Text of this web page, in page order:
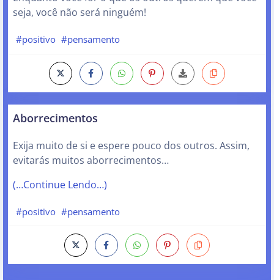
seja, você não será ninguém!
#positivo #pensamento
Aborrecimentos
Exija muito de si e espere pouco dos outros. Assim,
evitarás muitos aborrecimentos…
(…Continue Lendo…)
#positivo #pensamento